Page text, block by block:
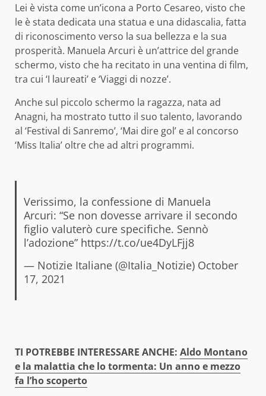
Lei è vista come un’icona a Porto Cesareo, visto che
le è stata dedicata una statua e una didascalia, fatta
di riconoscimento verso la sua bellezza e la sua
prosperità. Manuela Arcuri è un’attrice del grande
schermo, visto che ha recitato in una ventina di film,
tra cui ‘I laureati’ e ‘Viaggi di nozze’.
Anche sul piccolo schermo la ragazza, nata ad
Anagni, ha mostrato tutto il suo talento, lavorando
al ‘Festival di Sanremo’, ‘Mai dire gol’ e al concorso
‘Miss Italia’ oltre che ad altri programmi.
Verissimo, la confessione di Manuela
Arcuri: “Se non dovesse arrivare il secondo
figlio valuterò cure specifiche. Sennò
l’adozione” https://t.co/ue4DyLFjj8
— Notizie Italiane (@Italia_Notizie) October
17, 2021
TI POTREBBE INTERESSARE ANCHE: Aldo Montano
e la malattia che lo tormenta: Un anno e mezzo
fa l’ho scoperto